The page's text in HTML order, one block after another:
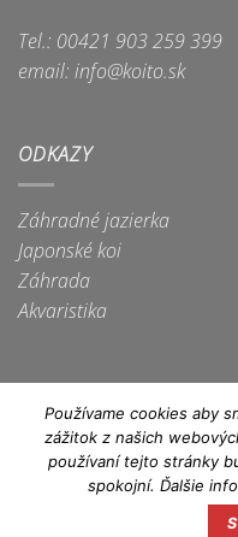
Tel.: 00421 903 259 399
email: info@koito.sk
ODKAZY
Záhradné jazierka
Japonské koi
Záhrada
Akvaristika
Apple
Pay
Dinners
Club
Používame cookies aby
zážitok z našich
používaní tejto stránky
spokojní. Ďalšie